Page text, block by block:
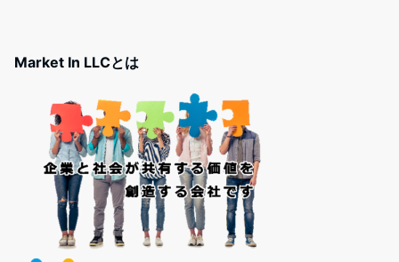
Market In LLCとは